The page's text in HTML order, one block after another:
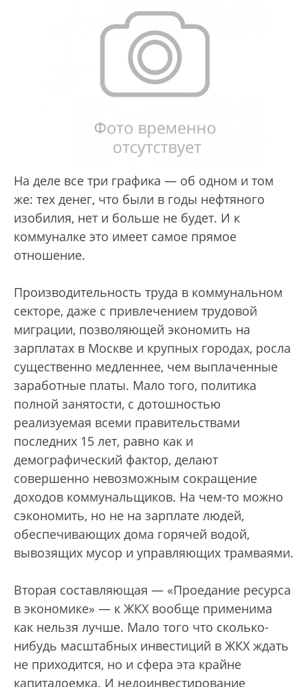
На деле все три графика — об одном и том
же: тех денег, что были в годы нефтяного
изобилия, нет и больше не будет. И к
коммуналке это имеет самое прямое
отношение.
Производительность труда в коммунальном
секторе, даже с привлечением трудовой
миграции, позволяющей экономить на
зарплатах в Москве и крупных городах, росла
существенно медленнее, чем выплаченные
заработные платы. Мало того, политика
полной занятости, с дотошностью
реализуемая всеми правительствами
последних 15 лет, равно как и
демографический фактор, делают
совершенно невозможным сокращение
доходов коммунальщиков. На чем-то можно
сэкономить, но не на зарплате людей,
обеспечивающих дома горячей водой,
вывозящих мусор и управляющих трамваями.
Вторая составляющая — «Проедание ресурса
в экономике» — к ЖКХ вообще применима
как нельзя лучше. Мало того что сколько-
нибудь масштабных инвестиций в ЖКХ ждать
не приходится, но и сфера эта крайне
капиталоемка. И недоинвестирование